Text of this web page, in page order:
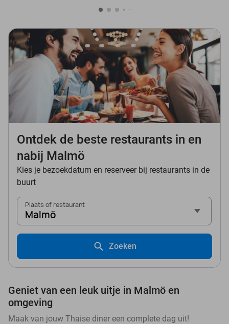
Ontdek de beste restaurants in en
nabij Malmö
Kies je bezoekdatum en reserveer bij restaurants in de
buurt
Plaats of restaurant
Malmö
Zoeken
Geniet van een leuk uitje in Malmö en
omgeving
Maak van jouw Thaise diner een complete dag uit!